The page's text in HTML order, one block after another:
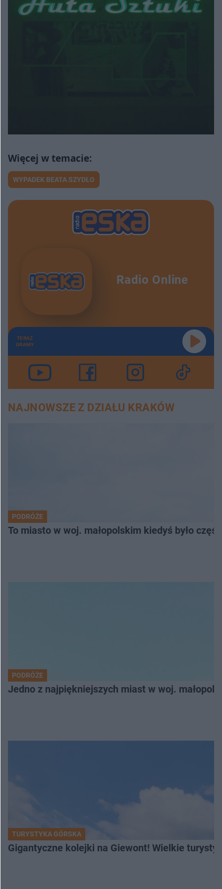
WYPADEK BEATA SZYDŁO
Radio Online
TERAZ
GRAMY
NAJNOWSZE Z DZIAŁU KRAKÓW
PODRÓŻE
To miasto w woj. małopolskim kiedyś było
PODRÓŻE
Jedno z najpiękniejszych miast w woj.
TURYSTYKA GÓRSKA
Gigantyczne kolejki na Giewont! Wielkie